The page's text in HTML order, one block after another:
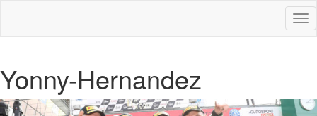
Yonny-Hernandez